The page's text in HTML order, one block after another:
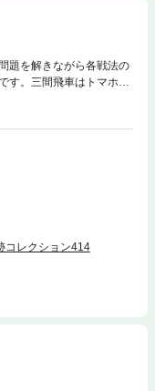
題を解きながら各戦法の
す。三間飛車はトマホー
、振り飛車の主力戦法に
は▲４五歩早仕掛けなど
識として知っている必要
ももちろん必要です。つ
す。急戦から持久戦ま
の一手問題を用意し、
ひ本書で三間飛車の定跡
コレクション414